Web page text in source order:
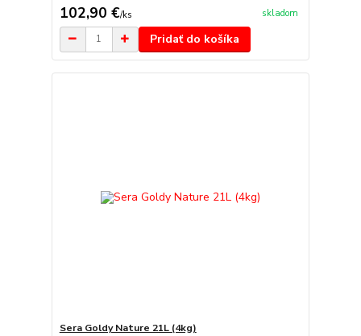
102,90 €/ks skladom
Pridať do košíka
Sera Goldy Nature 21L (4kg)